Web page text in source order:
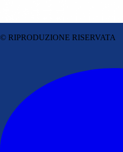
© RIPRODUZIONE RISERVATA